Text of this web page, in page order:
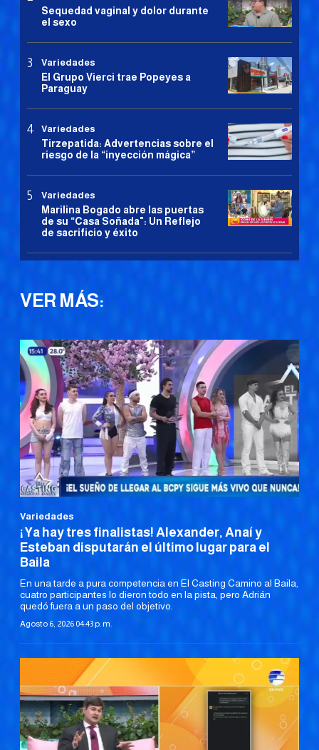
Sequedad vaginal y dolor durante
el sexo
Variedades
El Grupo Vierci trae Popeyes a
Paraguay
Variedades
Tirzepatida: Advertencias sobre el
riesgo de la “inyección mágica”
Variedades
Marilina Bogado abre las puertas
de su “Casa Soñada": Un Reflejo
de sacrificio y éxito
VER MÁS:
Variedades
¡Ya hay tres finalistas! Alexander, Anaí y
Esteban disputarán el último lugar para el
Baila
En una tarde a pura competencia en El Casting Camino al Baila,
cuatro participantes lo dieron todo en la pista, pero Adrián
quedó fuera a un paso del objetivo.
Agosto 6, 2026 04:43 p. m.